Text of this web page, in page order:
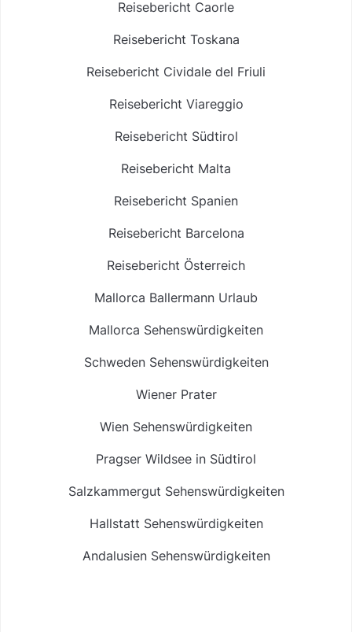
Reisebericht Caorle
Reisebericht Toskana
Reisebericht Cividale del Friuli
Reisebericht Viareggio
Reisebericht Südtirol
Reisebericht Malta
Reisebericht Spanien
Reisebericht Barcelona
Reisebericht Österreich
Mallorca Ballermann Urlaub
Mallorca Sehenswürdigkeiten
Schweden Sehenswürdigkeiten
Wiener Prater
Wien Sehenswürdigkeiten
Pragser Wildsee in Südtirol
Salzkammergut Sehenswürdigkeiten
Hallstatt Sehenswürdigkeiten
Andalusien Sehenswürdigkeiten